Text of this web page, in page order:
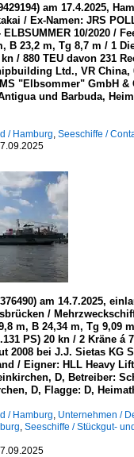
am 17.4.2025,
/ Ex-Namen: JRS
ELBSUMMER 10/2020 /
B 23,2 m, Tg 8,7 m / 1
/ 880 TEU davon 231
Ltd., VR China,
"Elbsommer" GmbH &
und Barbuda,
/ Hamburg, Seeschiffe /
am 14.7.2025,
/
m, B 24,34 m, Tg 9,09
PS) 20 kn / 2 Kräne á
2008 bei J.J. Sietas KG
/ Eigner: HLL Heavy
D, Betreiber:
D, Flagge: D,
/ Hamburg, Unternehmen /
, Seeschiffe / Stückgut-